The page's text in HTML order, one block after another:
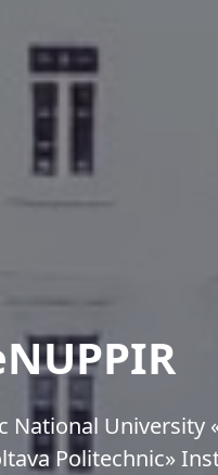
National University
Politechnic»